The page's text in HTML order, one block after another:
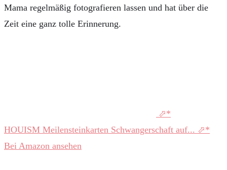
Mama regelmäßig fotografieren lassen und hat über die
Zeit eine ganz tolle Erinnerung.
HOUISM Meilensteinkarten Schwangerschaft auf...
Bei Amazon ansehen